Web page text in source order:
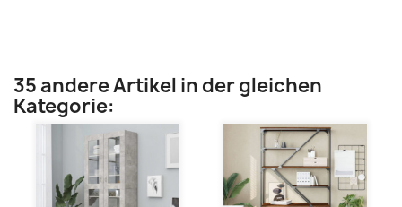
35 andere Artikel in der gleichen
Kategorie: